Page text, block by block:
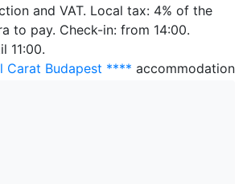
and VAT. Local tax: 4% of the
to pay. Check-in: from 14:00.
11:00.
Budapest **** accommodation